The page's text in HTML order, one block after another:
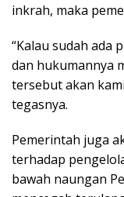
inkrah, maka
“Kalau sudah ada
dan hukumannya
tersebut akan
tegasnya.
Pemerintah juga
terhadap
bawah naungan